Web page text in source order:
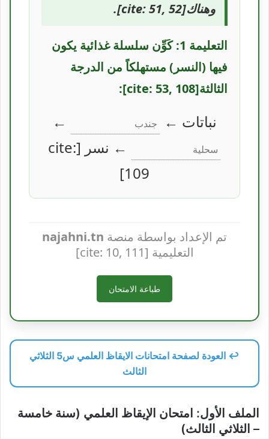
وهناك[cite: 51, 52].
التعليمة 1: كَوِّن سلسلة غذائية يكون
فيها (النسر) مستهلكاً من الدرجة
الثالثة[cite: 53, 108]:
نباتات ←
←
← نسر [cite:
109]
تم الإعداد بواسطة منصة najahni.tn
التعليمية [cite: 10, 111]
طباعة الامتحان
↩️ العودة لصفحة امتحانات الايقاظ العلمي س5 الثلاثي
الثالث
الملف الأول: امتحان الإيقاظ العلمي (سنة خامسة
– الثلاثي الثالث)